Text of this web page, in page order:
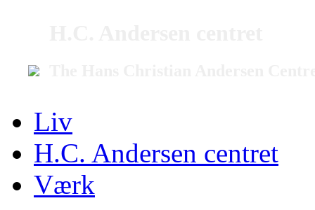
Liv
H.C. Andersen centret
Værk